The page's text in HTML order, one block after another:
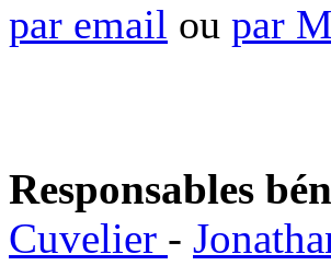
par email ou par
Responsables
Cuvelier -